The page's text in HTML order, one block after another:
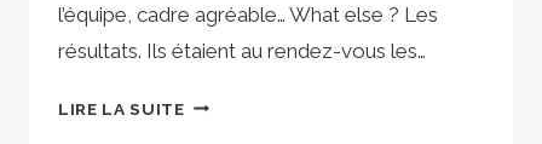
l’équipe, cadre agréable… What else ? Les
résultats. Ils étaient au rendez-vous les…
LIRE LA SUITE6